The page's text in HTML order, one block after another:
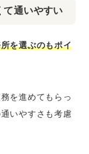
て通いやすい
を選ぶのもポイ
を進めてもらっ
いやすさも考慮